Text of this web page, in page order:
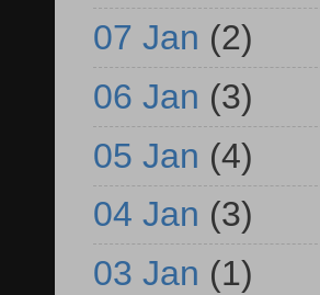
07 Jan (2)
06 Jan (3)
05 Jan (4)
04 Jan (3)
03 Jan (1)